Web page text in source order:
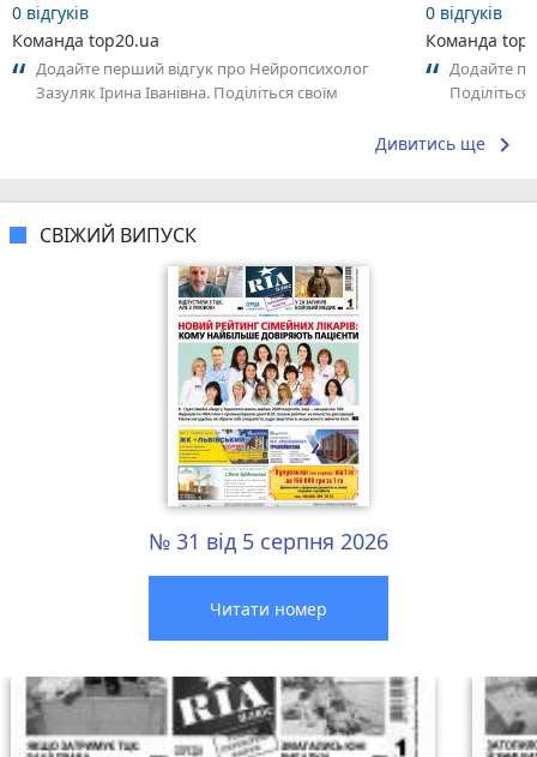
0 відгуків
Команда top20.ua
Додайте перший відгук про Нейропсихолог
Зазуляк Ірина Іванівна. Поділіться своїм
0 відгуків
Команда
Додайте
Дивитись ще keyboard_arrow_right
СВІЖИЙ ВИПУСК
№ 31 від 5 серпня 2026
Читати номер